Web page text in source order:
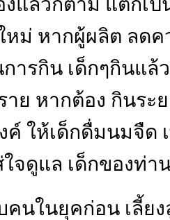
งแล้วก็ตาม แต่ก็เ
หม่ หากผู้ผลิต ลด
การกิน เด็กๆกินแ
าย หากต้อง กินระ
ค์ ให้เด็กดื่มนมจืด
ใจดูแล เด็กของท่
คนในยุคก่อน เลี้ย